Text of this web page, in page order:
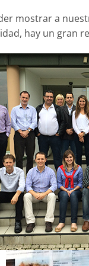
mostrar a
hay un gran